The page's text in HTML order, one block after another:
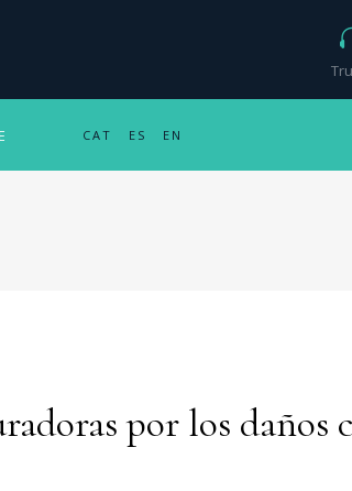
CAT ES EN
por los daños